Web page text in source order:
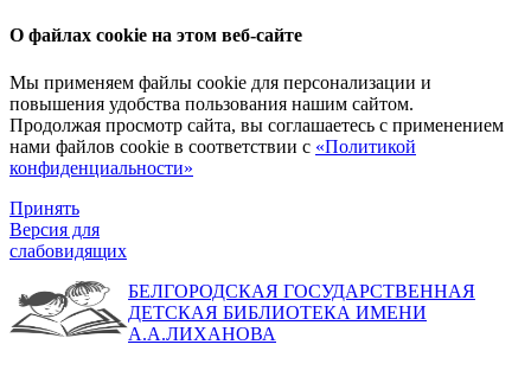
О файлах cookie на этом веб-сайте
Мы применяем файлы cookie для персонализации и
повышения удобства пользования нашим сайтом.
Продолжая просмотр сайта, вы соглашаетесь с применением
нами файлов cookie в соответствии с «Политикой
конфиденциальности»
Принять
Версия для
слабовидящих
БЕЛГОРОДСКАЯ ГОСУДАРСТВЕННАЯ
ДЕТСКАЯ БИБЛИОТЕКА ИМЕНИ
А.А.ЛИХАНОВА